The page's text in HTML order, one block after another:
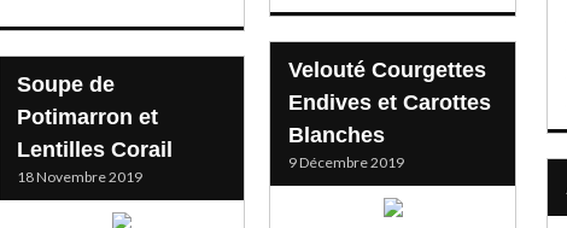
Velouté Courgettes
Endives et Carottes
Blanches
9 Décembre 2019
Soupe de
Potimarron et
Lentilles Corail
18 Novembre 2019